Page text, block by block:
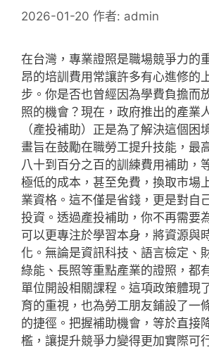
2026-01-20 作者: admin
在台灣，專業證照是職場競爭力的
昂的培訓費用常讓許多有心進修的
步。你是否也曾經因為學費負擔而
照的機會？現在，政府推出的產業
（產投補助）正是為了解決這個困
畫旨在鼓勵在職勞工提升技能，最
八十到百分之百的訓練費用補助，
極低的成本，甚至免費，換取市場
業資格。這不僅是省錢，更是對自
投資。透過產投補助，你不再需要
可以更專注於學習本身，將資源與
化。無論是資訊科技、語言檢定、
綠能、長照等重點產業的證照，都
單位開設相關課程。這項政策體現
育的重視，也為勞工朋友鋪設了一
的捷徑。把握補助機會，等於直接
檻，讓提升競爭力變得更加實際可